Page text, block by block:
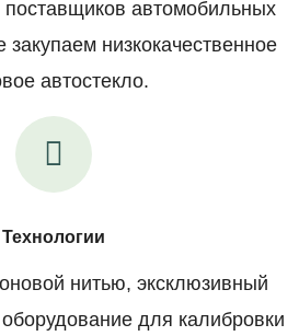
поставщиков автомобильных
низкокачественное
автостекло.
Технологии
нитью, эксклюзивный
для калибровки